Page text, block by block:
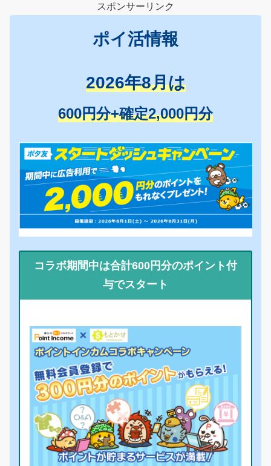
スポンサーリンク
ポイ活情報
2026年8月は
600円分+確定2,000円分
コラボ期間中は合計600円分のポイント付
与でスタート